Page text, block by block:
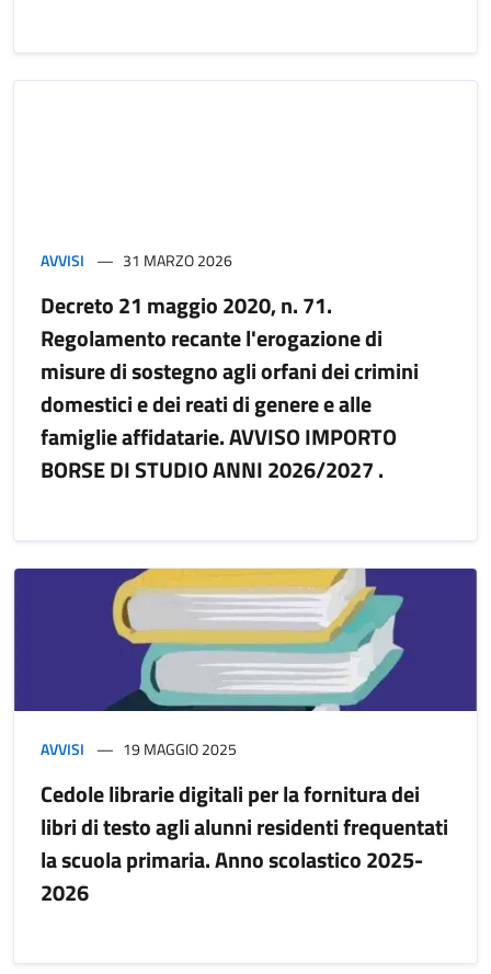
AVVISI 31 MARZO 2026
Decreto 21 maggio 2020, n. 71.
Regolamento recante l'erogazione di
misure di sostegno agli orfani dei crimini
domestici e dei reati di genere e alle
famiglie affidatarie. AVVISO IMPORTO
BORSE DI STUDIO ANNI 2026/2027 .
AVVISI 19 MAGGIO 2025
Cedole librarie digitali per la fornitura dei
libri di testo agli alunni residenti frequentati
la scuola primaria. Anno scolastico 2025-
2026